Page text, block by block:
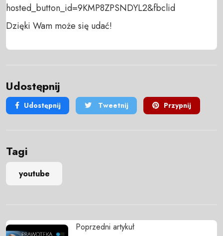
hosted_button_id=9KMP8ZPSNDYL2&fbclid
Dzięki Wam może się udać!
Udostępnij
Udostępnij Tweetnij Przypnij
Tagi
youtube
Poprzedni artykuł